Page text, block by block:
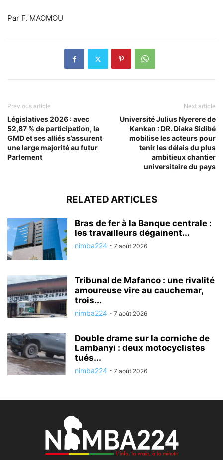
Par F. MAOMOU
Previous article
Législatives 2026 : avec
52,87 % de participation, la
GMD et ses alliés s’assurent
une large majorité au futur
Parlement
Next article
Université Julius Nyerere de
Kankan : DR. Diaka Sidibé
mobilise les acteurs pour
tenir les délais du plus
ambitieux chantier
universitaire du pays
RELATED ARTICLES
Bras de fer à la Banque centrale :
les travailleurs dégainent...
nimba224 - 7 août 2026
Tribunal de Mafanco : une rivalité
amoureuse vire au cauchemar,
trois...
nimba224 - 7 août 2026
Double drame sur la corniche de
Lambanyi : deux motocyclistes
tués...
nimba224 - 7 août 2026